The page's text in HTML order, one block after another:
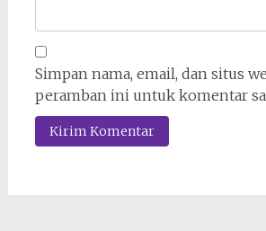
Simpan nama, email, dan situs
peramban ini untuk komentar